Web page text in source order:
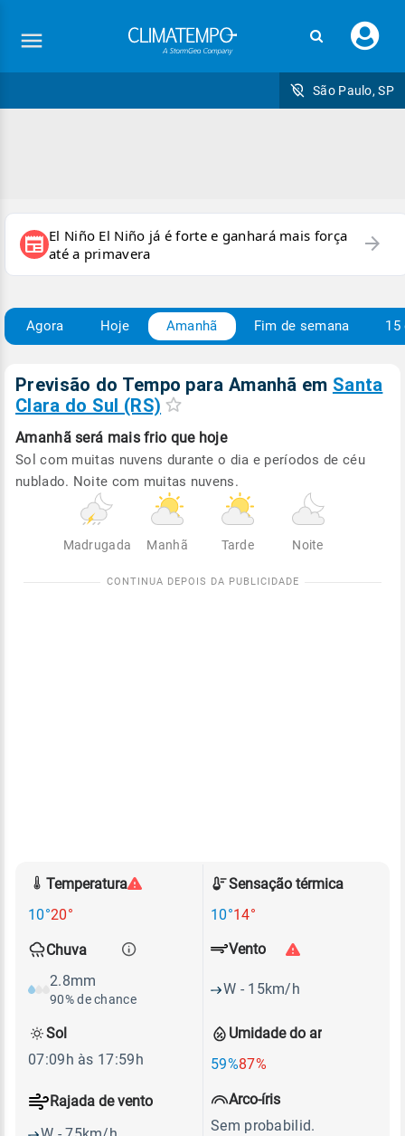
seu
São Paulo, SP
newspaper El Niño El Niño já é forte e ganhará mais força
até a primavera
arrow_forward
Agora Hoje Amanhã Fim de semana 15
Previsão do Tempo para Amanhã em Santa
Clara do Sul (RS)
Amanhã será mais frio que hoje
Sol com muitas nuvens durante o dia e períodos de céu
nublado. Noite com muitas nuvens.
Madrugada Manhã Tarde Noite
Temperatura
10°20°
Sensação térmica
10°14°
Chuva
2.8mm
90% de chance
Umidade do ar
59%87%
Vento
W - 15km/h
Rajada de vento
Sol
07:09h às 17:59h
Arco-íris
Sem probabilid.